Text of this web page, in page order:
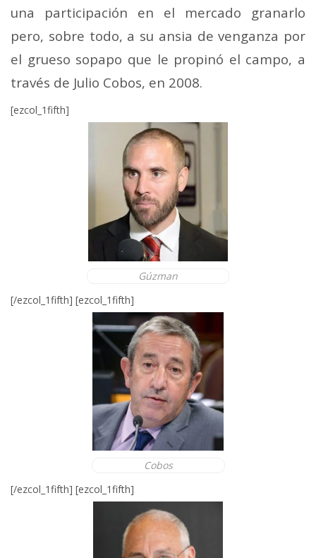
una participación en el mercado granarlo
pero, sobre todo, a su ansia de venganza por
el grueso sopapo que le propinó el campo, a
través de Julio Cobos, en 2008.
[ezcol_1fifth]
Gúzman
[/ezcol_1fifth] [ezcol_1fifth]
Cobos
[/ezcol_1fifth] [ezcol_1fifth]